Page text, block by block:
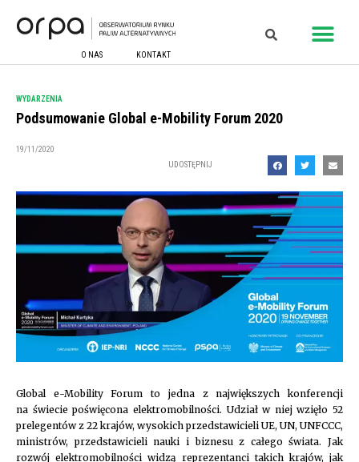
O NAS KONTAKT
WYDARZENIA
Podsumowanie Global e-Mobility Forum 2020
19/11/2020
UDOSTĘPNIJ
Global e-Mobility Forum to jedna z największych konferencji
na świecie poświęcona elektromobilności. Udział w niej wzięło 52
prelegentów z 22 krajów, wysokich przedstawicieli UE, UN, UNFCCC,
ministrów, przedstawicieli nauki i biznesu z całego świata. Jak
rozwój elektromobilności widzą reprezentanci takich krajów, jak